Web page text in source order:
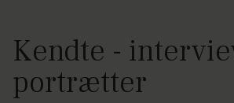
Kendte -
portrætter